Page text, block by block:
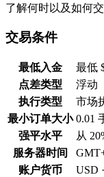
了解何时以及如何
交易条件
最低入金
最低
点差类型
浮动
执行类型
市场
最小订单大小 0.01
强平水平
从
服务器时间
账户货币
USD